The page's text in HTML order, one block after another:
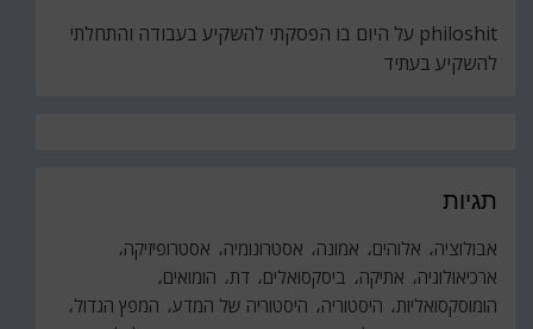
philoshit על היום בו הפסקתי להשקיע בעבודה והתחלתי
להשקיע בעתיד
תגיות
אבולוציה אלוהים אמונה אסטרונומיה
אסטרופיזיקה
ארכיאולוגיה
אתיקה ביסקסואלים דת הומואים
הומוסקסואליות היסטוריה היסטוריה של המדע המפץ הגדול